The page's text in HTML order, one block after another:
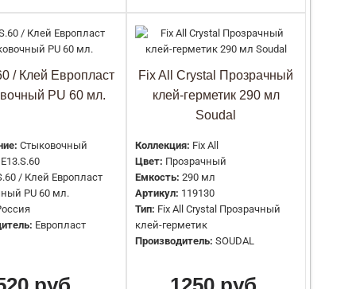
Артикул: E02.S.290
Тип: E02.S.290 / Клей Европласт стыковочный SMP
290 мл.
Страна:
Применение:
Стыковочный
Артикул:
E03.S.60
E03.S.60 / Клей Европласт стыковочный SMP
60 мл.
/ Клей Европласт
PU 60 мл.
Стыковочный
E13.S.60
/ Клей Европласт
PU 60 мл.
Европласт
Fix All Crystal Прозрачный
клей-герметик 290 мл
Soudal
Коллекция: Fix All
Цвет: Прозрачный
Емкость: 290 мл
Артикул: 119130
Тип: Fix All Crystal Прозрачный
клей-герметик
Производитель: SOUDAL